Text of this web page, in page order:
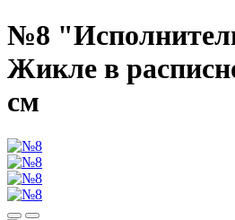
№8
Жикле в
см